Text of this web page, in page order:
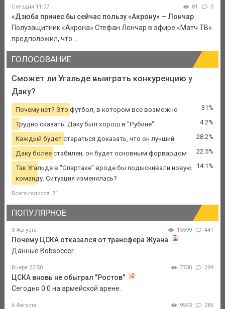
Сегодня 11:07 81 0
«Дзюба принес бы сейчас пользу «Акрону» — Лончар
Полузащитник «Акрона» Стефан Лончар в эфире «Матч ТВ»
предположил, что ...
ГОЛОСОВАНИЕ
Сможет ли Угальде выиграть конкуренцию у
Даку?
Почему нет? Это футбол, в котором все возможно 31%
Трудно сказать. Даку был хорош в "Рубине" 4.2%
Каждый будет стараться доказать, что он лучший 28.2%
Даку более стабилен, он будет основным форвардом 22.5%
Так Угальде в "Спартаке" вроде бы подыскивали новую
команду. Ситуация изменилась?
14.1%
Всего голосов: 71
ПОПУЛЯРНОЕ
3 Августа 15599 441
Почему ЦСКА отказался от трансфера Жуана
Данные Bobsoccer.
Вчера 22:50 7730 299
ЦСКА вновь не обыграл "Ростов"
Сегодня 0:0 на армейской арене.
6 Августа 9543 286